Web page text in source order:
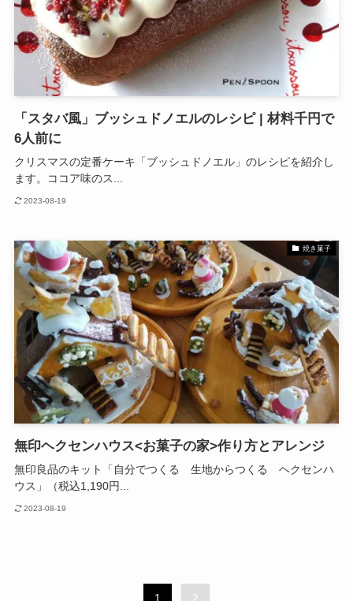
「スタバ風」ブッシュドノエルのレシピ | 材料千円で
6人前に
クリスマスの定番ケーキ「ブッシュドノエル」のレシピを紹介し
ます。ココア味のス...
2023-08-19
焼き菓子
無印ヘクセンハウス<お菓子の家>作り方とアレンジ
無印良品のキット「自分でつくる 生地からつくる ヘクセンハ
ウス」（税込1,190円...
2023-08-19
1 2